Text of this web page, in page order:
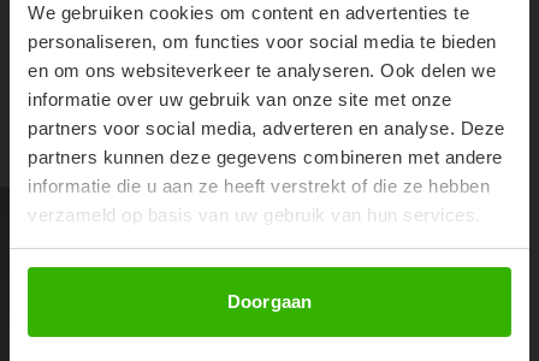
We gebruiken cookies om content en advertenties te
personaliseren, om functies voor social media te bieden
en om ons websiteverkeer te analyseren. Ook delen we
informatie over uw gebruik van onze site met onze
partners voor social media, adverteren en analyse. Deze
partners kunnen deze gegevens combineren met andere
informatie die u aan ze heeft verstrekt of die ze hebben
verzameld op basis van uw gebruik van hun services.
Doorgaan
Don't miss out on our trendy new drops or exclusive
RECENTE ARTIKELEN